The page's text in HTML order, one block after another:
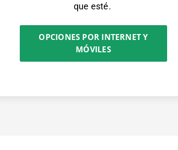
que esté.
OPCIONES POR INTERNET Y
MÓVILES